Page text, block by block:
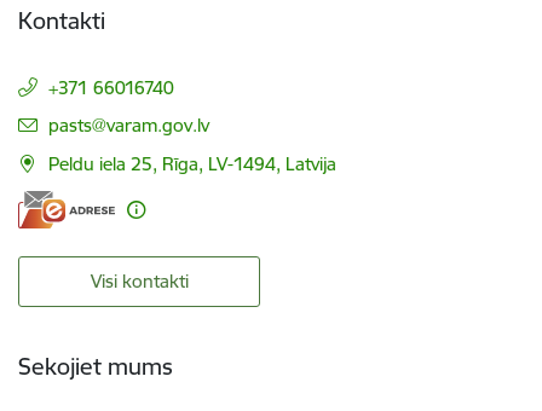
Kontakti
+371 66016740
E-pasts:
pasts@varam.gov.lv
Peldu iela 25, Rīga, LV-1494, Latvija
Visi kontakti
Sekojiet mums